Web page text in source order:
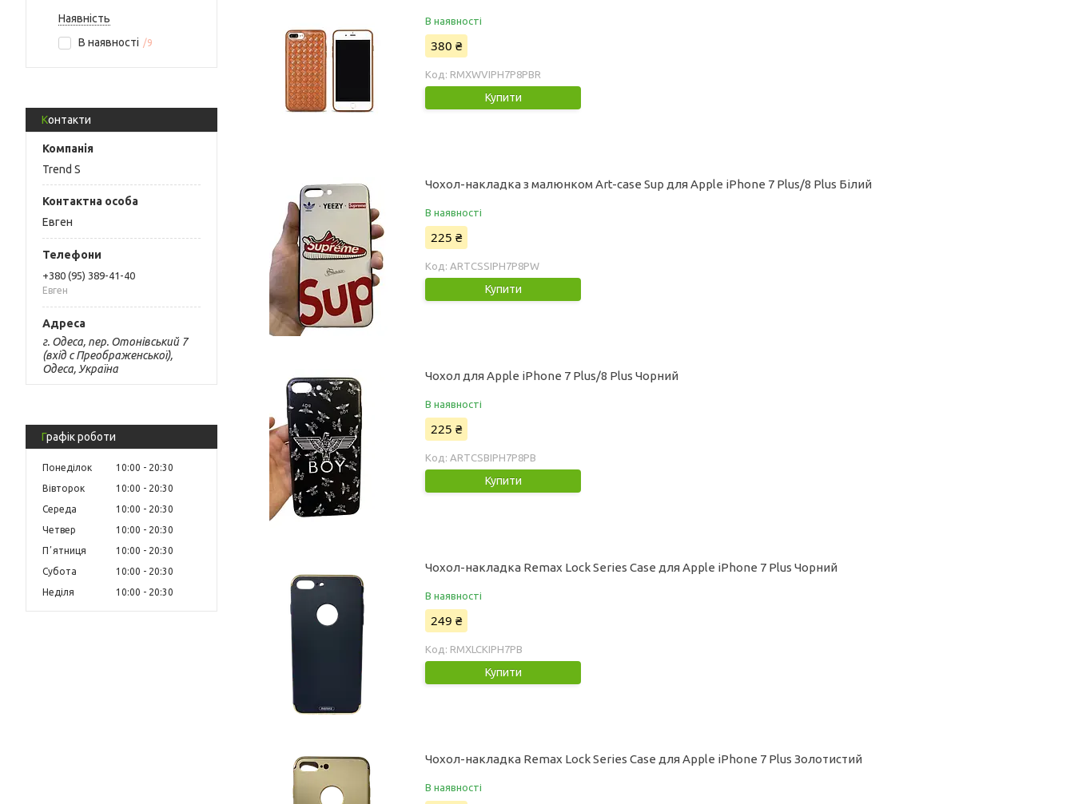
Наявність
В наявності
9
Контакти
Trend S
Евген
+380 (95) 389-41-40
Евген
г. Одеса, пер. Отонівський 7
(вхід с Преображенської),
Одеса, Україна
Графік роботи
Понеділок 10:00
20:30
Вівторок
10:00
20:30
Середа
10:00
20:30
Четвер
10:00
20:30
Пʼятниця
10:00
20:30
Субота
10:00
20:30
Неділя
10:00 20:30
В наявності
380 ₴
RMXWVIPH7P8PBR
Купити
Чохол-накладка з малюнком Art-case Sup для Apple iPhone 7 Plus/8 Plus Білий
В наявності
225 ₴
ARTCSSIPH7P8PW
Купити
Чохол для Apple iPhone 7 Plus/8 Plus Чорний
В наявності
225 ₴
ARTCSBIPH7P8PB
Купити
Чохол-накладка Remax Lock Series Case для Apple iPhone 7 Plus Чорний
В наявності
249 ₴
RMXLCKIPH7PB
Купити
Чохол-накладка Remax Lock Series Case для Apple iPhone 7 Plus Золотистий
В наявності